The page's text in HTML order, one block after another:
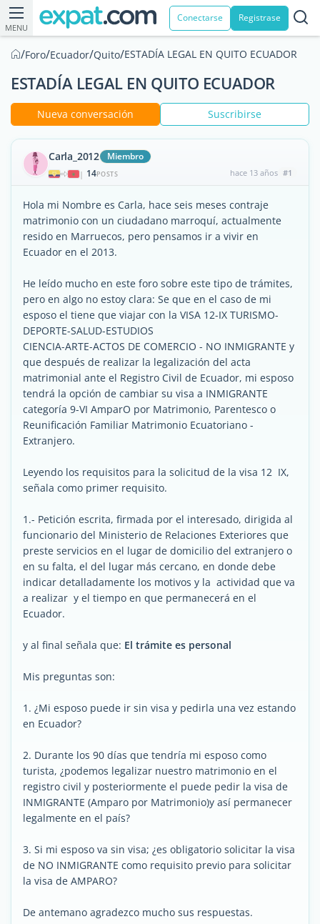
MENU
Conectarse Registrase
/Foro/Ecuador/Quito/ESTADÍA LEGAL EN QUITO ECUADOR
ESTADÍA LEGAL EN QUITO ECUADOR
Nueva conversación Suscribirse
Carla_2012 Miembro
| 14POSTS hace 13 años #1
Hola mi Nombre es Carla, hace seis meses contraje
matrimonio con un ciudadano marroquí, actualmente
resido en Marruecos, pero pensamos ir a vivir en
Ecuador en el 2013.
He leído mucho en este foro sobre este tipo de trámites,
pero en algo no estoy clara: Se que en el caso de mi
esposo el tiene que viajar con la VISA 12-IX TURISMO-
DEPORTE-SALUD-ESTUDIOS
CIENCIA-ARTE-ACTOS DE COMERCIO - NO INMIGRANTE y
que después de realizar la legalización del acta
matrimonial ante el Registro Civil de Ecuador, mi esposo
tendrá la opción de cambiar su visa a INMIGRANTE
categoría 9-VI AmparO por Matrimonio, Parentesco o
Reunificación Familiar Matrimonio Ecuatoriano -
Extranjero.
Leyendo los requisitos para la solicitud de la visa 12 IX,
señala como primer requisito.
1.- Petición escrita, firmada por el interesado, dirigida al
funcionario del Ministerio de Relaciones Exteriores que
preste servicios en el lugar de domicilio del extranjero o
en su falta, el del lugar más cercano, en donde debe
indicar detalladamente los motivos y la actividad que va
a realizar y el tiempo en que permanecerá en el
Ecuador.
y al final señala que: El trámite es personal
Mis preguntas son:
1. ¿Mi esposo puede ir sin visa y pedirla una vez estando
en Ecuador?
2. Durante los 90 días que tendría mi esposo como
turista, ¿podemos legalizar nuestro matrimonio en el
registro civil y posteriormente el puede pedir la visa de
INMIGRANTE (Amparo por Matrimonio)y así permanecer
legalmente en el país?
3. Si mi esposo va sin visa; ¿es obligatorio solicitar la visa
de NO INMIGRANTE como requisito previo para solicitar
la visa de AMPARO?
De antemano agradezco mucho sus respuestas.